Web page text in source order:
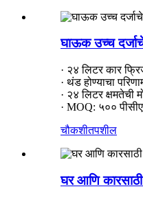
घाऊक उच्च
· २४ लिटर कार
· थंड होण्याचा
· २४ लिटर क्षमतेची
· MOQ: ५००
चौकशीतपशील
घर आणि